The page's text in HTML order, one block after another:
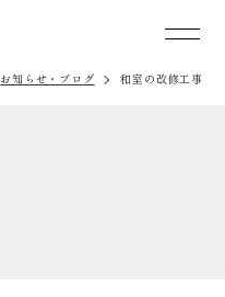
お知らせ・ブログ 和室の改修工事